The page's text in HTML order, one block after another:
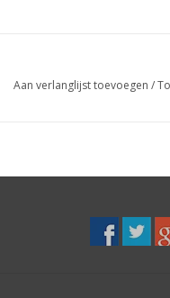
Aan verlanglijst toevoegen /